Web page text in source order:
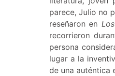
parece, Julio no
reseñaron en
recorrieron
persona
lugar a la
de una auténtica